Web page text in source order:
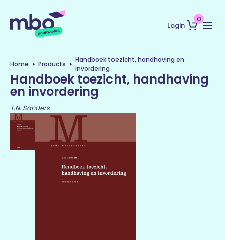
Login
0
Home Products
Handboek toezicht, handhaving en
invordering
Handboek toezicht, handhaving
en invordering
T.N. Sanders